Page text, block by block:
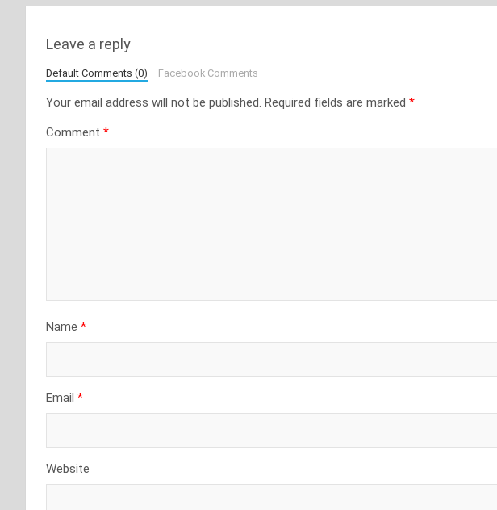
Leave a reply
Default Comments (0) Facebook Comments
Your email address will not be published. Required fields are marked *
Comment *
Name *
Email *
Website